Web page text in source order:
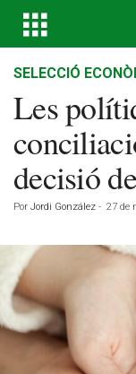
SELECCIÓ
Les
decisió
Por Jordi González - 27 de